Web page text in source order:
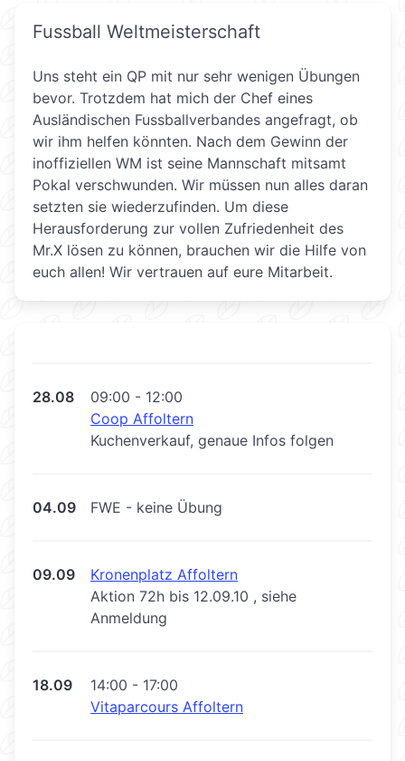
Fussball Weltmeisterschaft
Uns steht ein QP mit nur sehr wenigen Übungen
bevor. Trotzdem hat mich der Chef eines
Ausländischen Fussballverbandes angefragt, ob
wir ihm helfen könnten. Nach dem Gewinn der
inoffiziellen WM ist seine Mannschaft mitsamt
Pokal verschwunden. Wir müssen nun alles daran
setzten sie wiederzufinden. Um diese
Herausforderung zur vollen Zufriedenheit des
Mr.X lösen zu können, brauchen wir die Hilfe von
euch allen! Wir vertrauen auf eure Mitarbeit.
28.08
09:00 - 12:00
Coop Affoltern
Kuchenverkauf, genaue Infos folgen
04.09 FWE - keine Übung
09.09
Kronenplatz Affoltern
Aktion 72h bis 12.09.10 , siehe
Anmeldung
18.09
14:00 - 17:00
Vitaparcours Affoltern